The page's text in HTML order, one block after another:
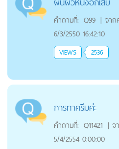
คำถามที่: Q99 | จา
6/3/2550 16:42:10
VIEWS 2536
การทาครีมค่ะ
คำถามที่: Q11421 | จ
5/4/2554 0:00:00